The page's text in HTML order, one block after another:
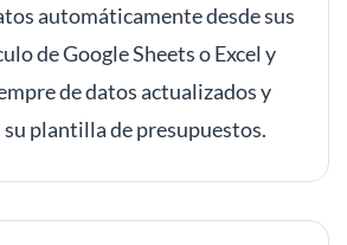
automáticamente desde sus
de Google Sheets o Excel y
de datos actualizados y
su plantilla de presupuestos.